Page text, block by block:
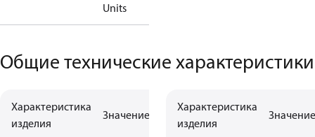
Units
Общие технические характеристики
Характеристика
изделия
Значение
Характеристика
изделия
Значение